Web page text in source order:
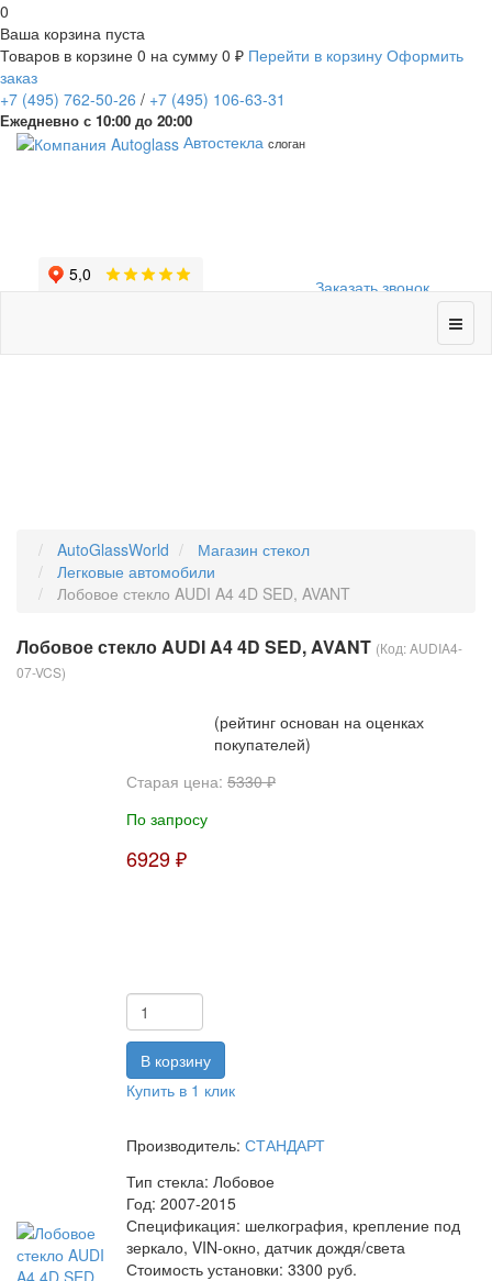
0
Ваша корзина пуста
Товаров в корзине 0 на сумму 0 ₽ Перейти в корзину Оформить
заказ
+7 (495) 762-50-26 / +7 (495) 106-63-31
Ежедневно с 10:00 до 20:00
Заказать звонок
Автостекла слоган
AutoGlassWorld
Магазин стекол
Легковые автомобили
Лобовое стекло AUDI A4 4D SED, AVANT
Лобовое стекло AUDI A4 4D SED, AVANT (Код:AUDIA4-
07-VCS)
(рейтинг основан на оценках
покупателей)
Старая цена: 5330 ₽
По запросу
6929 ₽
Купить в 1 клик
Производитель: СТАНДАРТ
Тип стекла: Лобовое
Год: 2007-2015
Спецификация: шелкография, крепление под
зеркало, VIN-окно, датчик дождя/света
Стоимость установки: 3300 руб.